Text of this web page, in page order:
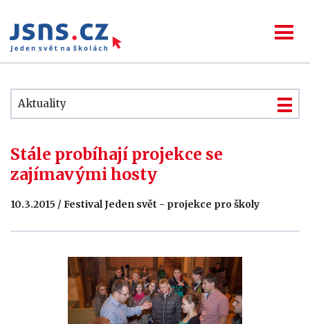
Aktuality
Stále probíhají projekce se
zajímavými hosty
10.3.2015 / Festival Jeden svět - projekce pro školy